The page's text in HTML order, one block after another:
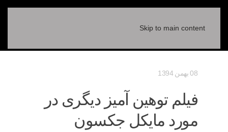
Skip to main content
08 بهمن 1394
فیلم توهین آمیز دیگری در
مورد مایکل جکسون